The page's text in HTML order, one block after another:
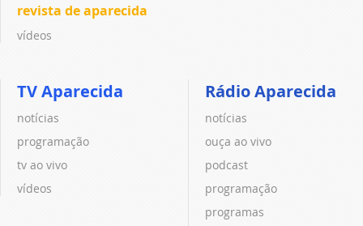
revista de aparecida
vídeos
TV Aparecida
notícias
programação
tv ao vivo
vídeos
Rádio Aparecida
notícias
ouça ao vivo
podcast
programação
programas